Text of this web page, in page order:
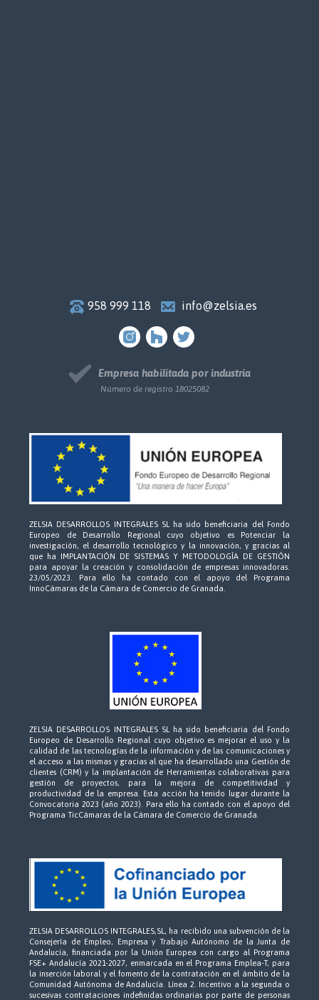
958 999 118 info@zelsia.es
Empresa habilitada por industria
Número de registro 18025082
ZELSIA DESARROLLOS INTEGRALES SL ha sido beneficiaria del Fondo
Europeo de Desarrollo Regional cuyo objetivo es Potenciar la
investigación, el desarrollo tecnológico y la innovación, y gracias al
que ha IMPLANTACIÓN DE SISTEMAS Y METODOLOGÍA DE GESTIÓN
para apoyar la creación y consolidación de empresas innovadoras.
23/05/2023. Para ello ha contado con el apoyo del Programa
InnoCámaras de la Cámara de Comercio de Granada.
ZELSIA DESARROLLOS INTEGRALES SL ha sido beneficiaria del Fondo
Europeo de Desarrollo Regional cuyo objetivo es mejorar el uso y la
calidad de las tecnologías de la información y de las comunicaciones y
el acceso a las mismas y gracias al que ha desarrollado una Gestión de
clientes (CRM) y la implantación de Herramientas colaborativas para
gestión de proyectos, para la mejora de competitividad y
productividad de la empresa. Esta acción ha tenido lugar durante la
Convocatoria 2023 (año 2023). Para ello ha contado con el apoyo del
Programa TicCámaras de la Cámara de Comercio de Granada.
ZELSIA DESARROLLOS INTEGRALES,SL, ha recibido una subvención de la
Consejería de Empleo, Empresa y Trabajo Autónomo de la Junta de
Andalucía, financiada por la Unión Europea con cargo al Programa
FSE+ Andalucía 2021-2027, enmarcada en el Programa Emplea-T, para
la inserción laboral y el fomento de la contratación en el ámbito de la
Comunidad Autónoma de Andalucía. Línea 2. Incentivo a la segunda o
sucesivas contrataciones indefinidas ordinarias por parte de personas